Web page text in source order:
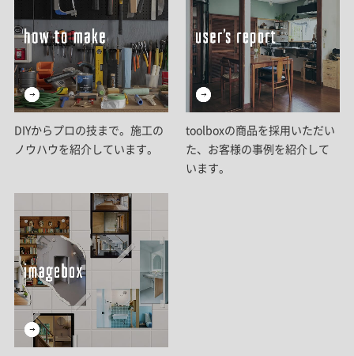
DIYからプロの技まで。施工の
ノウハウを紹介しています。
toolboxの商品を採用いただい
た、お客様の事例を紹介して
います。